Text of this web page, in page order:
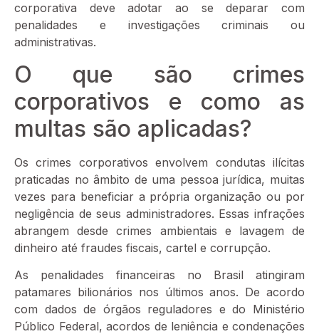
corporativa deve adotar ao se deparar com
penalidades e investigações criminais ou
administrativas.
O que são crimes
corporativos e como as
multas são aplicadas?
Os crimes corporativos envolvem condutas ilícitas
praticadas no âmbito de uma pessoa jurídica, muitas
vezes para beneficiar a própria organização ou por
negligência de seus administradores. Essas infrações
abrangem desde crimes ambientais e lavagem de
dinheiro até fraudes fiscais, cartel e corrupção.
As penalidades financeiras no Brasil atingiram
patamares bilionários nos últimos anos. De acordo
com dados de órgãos reguladores e do Ministério
Público Federal, acordos de leniência e condenações